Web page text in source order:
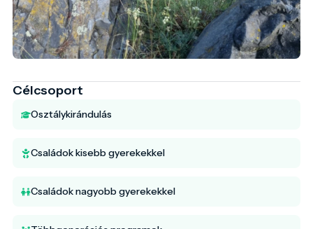
Célcsoport
Osztálykirándulás
Családok kisebb gyerekekkel
Családok nagyobb gyerekekkel